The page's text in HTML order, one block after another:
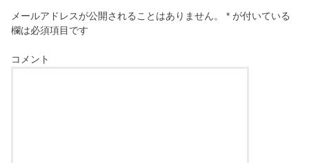
メールアドレスが公開されることはありません。 * が付いている
欄は必須項目です
コメント